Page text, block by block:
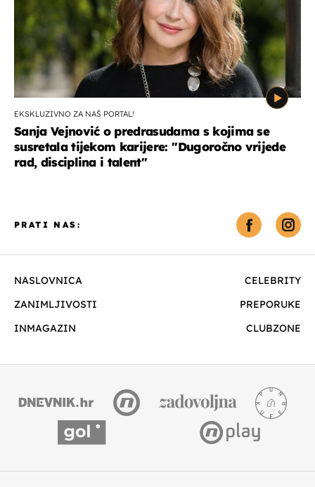
EKSKLUZIVNO ZA NAŠ PORTAL!
Sanja Vejnović o predrasudama s kojima se
susretala tijekom karijere: ''Dugoročno vrijede
rad, disciplina i talent''
NASLOVNICA
CELEBRITY
ZANIMLJIVOSTI
PREPORUKE
INMAGAZIN
CLUBZONE
PRATI NAS: